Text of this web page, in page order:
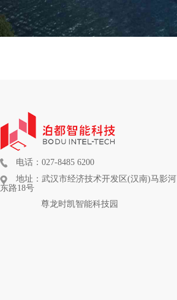
电话：027-8485 6200
地址：武汉市经济技术开发区(汉南)马影河
东路18号
尊龙时凯智能科技园